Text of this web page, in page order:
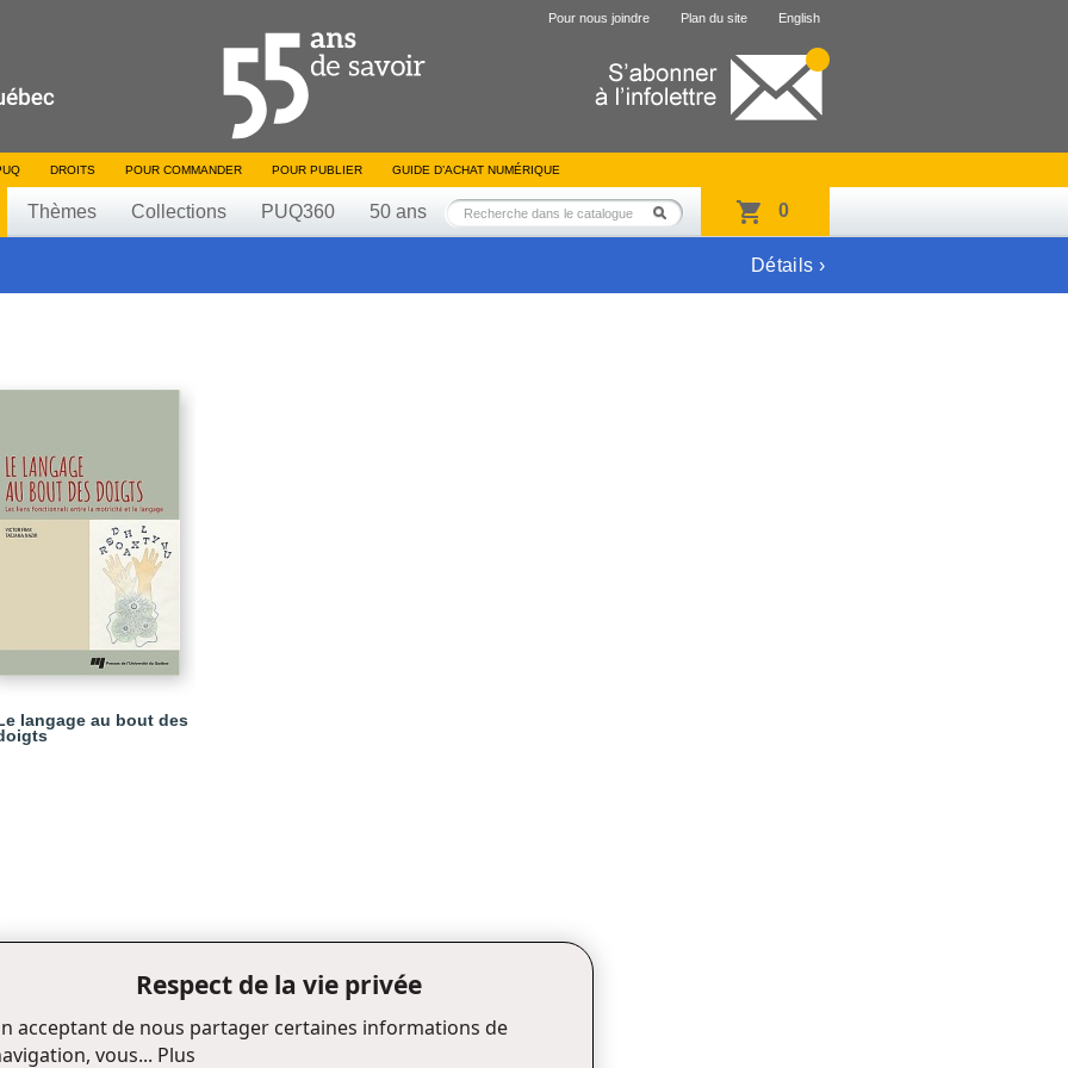
Pour nous joindre Plan du site English
DROITS POUR COMMANDER POUR PUBLIER GUIDE D’ACHAT NUMÉRIQUE
Thèmes Collections PUQ360 50 ans 0
Détails ›
langage au bout des
Respect de la vie privée
acceptant de nous partager certaines informations de
vous... Plus